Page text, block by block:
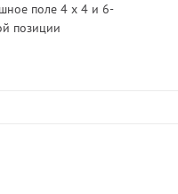
поле 4 x 4 и 6-
позиции